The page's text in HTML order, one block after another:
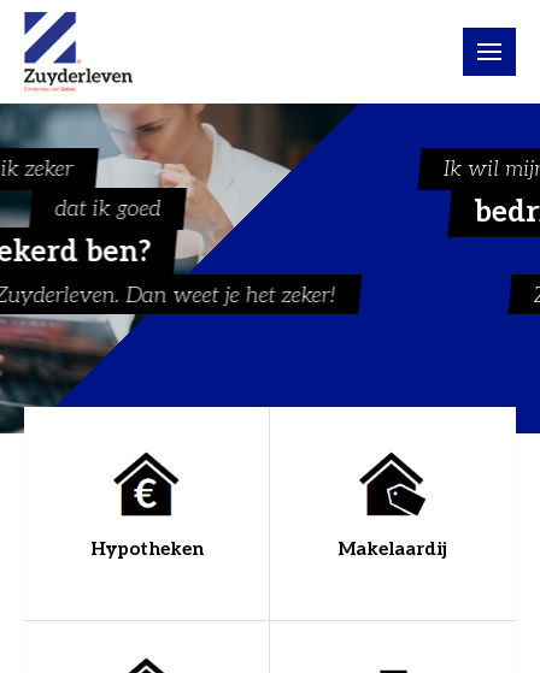
Ik wil mijn
bedrijf verkopen
Zuyderleven. Dan weet je het
Hypotheken Makelaardij